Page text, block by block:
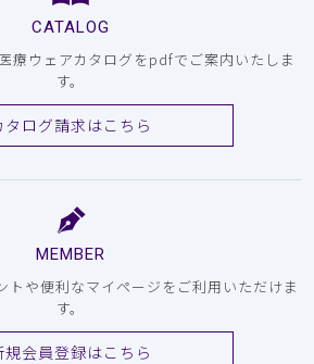
CATALOG
療ウェアカタログをpdfでご案内いたしま
す。
タログ請求はこちら
MEMBER
トや便利なマイページをご利用いただけま
す。
規会員登録はこちら